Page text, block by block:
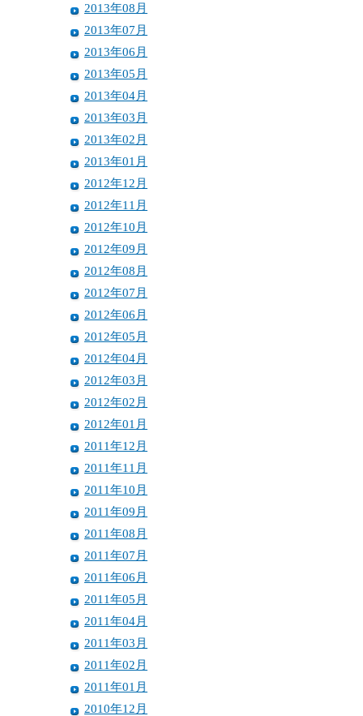
2013年08月
2013年07月
2013年06月
2013年05月
2013年04月
2013年03月
2013年02月
2013年01月
2012年12月
2012年11月
2012年10月
2012年09月
2012年08月
2012年07月
2012年06月
2012年05月
2012年04月
2012年03月
2012年02月
2012年01月
2011年12月
2011年11月
2011年10月
2011年09月
2011年08月
2011年07月
2011年06月
2011年05月
2011年04月
2011年03月
2011年02月
2011年01月
2010年12月